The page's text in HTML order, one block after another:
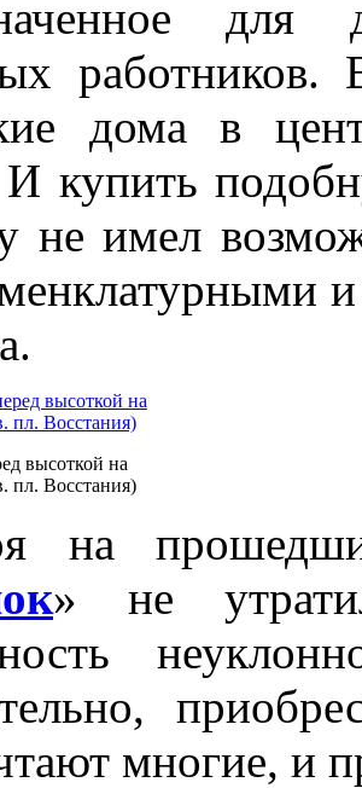
для
дома в
И купить
не имел
высоткой на
пл. Восстания)
на
» не
многие, и